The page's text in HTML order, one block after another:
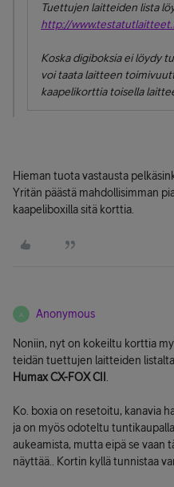
Tuettujen laitteiden lista
http://
Koska digiboksia ei löydy
voi taata laitteen
kaapelikorttia toisella
Hieman tuota vastausta
Yritän päästä mahdollisimman
kaapeliboxilla sitä korttia.
A Anonymous
Noniin, nyt on kokeiltu korttia
teidän tuettujen laitteiden
Humax CX-FOX CII
Ko. boxia on resetoitu, kanavia
ja on myös odoteltu
aukeamista, mutta eipä se vaan
näyttää.. Kortin kyllä tunnistaa